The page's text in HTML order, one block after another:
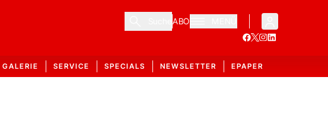
ABO
GALERIE SERVICE SPECIALS NEWSLETTER EPAPER